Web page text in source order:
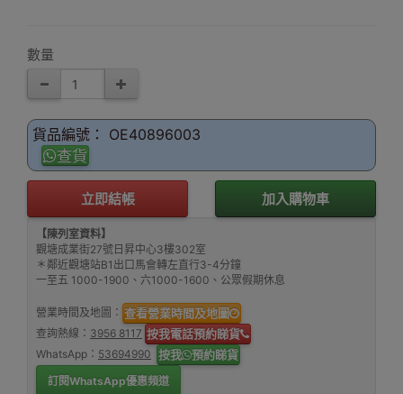
數量
貨品編號： OE40896003
查貨
立即結帳 加入購物車
【陳列室資料】
觀塘成業街27號日昇中心3樓302室
＊鄰近觀塘站B1出口馬會轉左直行3-4分鐘
一至五 1000-1900、六1000-1600、公眾假期休息
營業時間及地圖： 查看營業時間及地圖
查詢熱線： 3956 8117 按我電話預約睇貨
WhatsApp： 53694990 按我 預約睇貨
訂閱WhatsApp優惠頻道